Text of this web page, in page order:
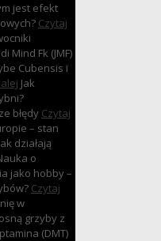
jest efekt
Czytaj
Mind Fk (JMF)
Cubensis i
Jak
błędy Czytaj
– stan
działają
o
jako hobby –
Czytaj
w
grzyby z
(DMT)